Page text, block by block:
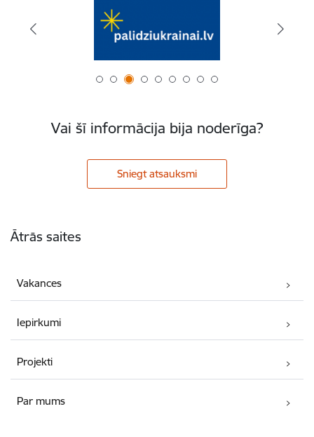
Vai šī informācija bija noderīga?
Sniegt atsauksmi
Ātrās saites
Vakances
Iepirkumi
Projekti
Par mums